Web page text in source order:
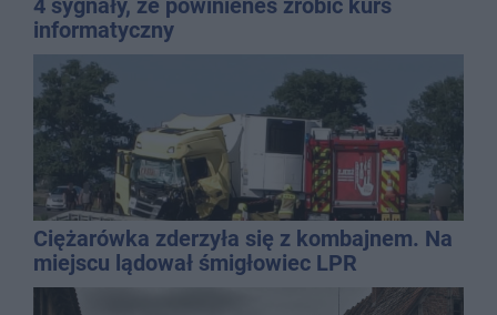
informatyczny
Ciężarówka zderzyła się z kombajnem. Na
miejscu lądował śmigłowiec LPR